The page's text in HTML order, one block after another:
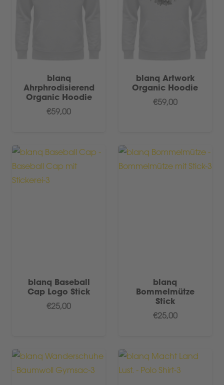
blanq
Ahrphrodisierend
Organic Hoodie
€59,00
blanq Artwork
Organic Hoodie
€59,00
blanq Baseball
Cap Logo Stick
€25,00
blanq
Bommelmütze
Stick
€25,00